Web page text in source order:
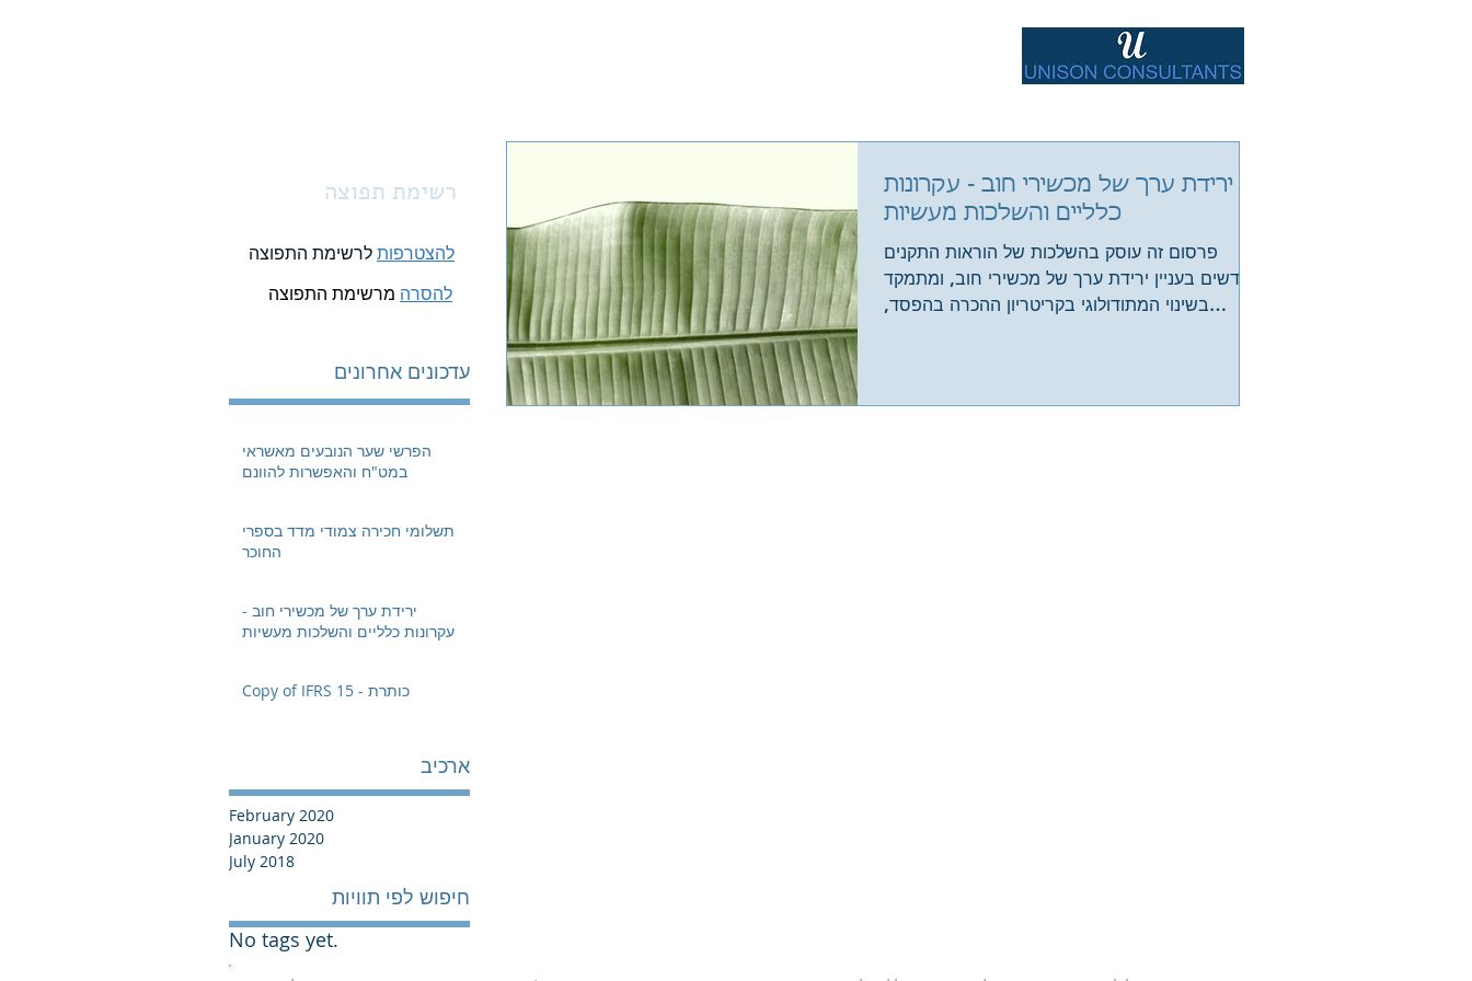
רשימת תפוצה
להצטרפות לרשימת התפוצה
להסרה מרשימת התפוצה
עדכונים אחרונים
הפרשי שער הנובעים מאשראי
במט"ח והאפשרות להוונם
תשלומי חכירה צמודי מדד בספרי
החוכר
ירידת ערך של מכשירי חוב -
עקרונות כלליים והשלכות מעשיות
Copy of IFRS 15 - כותרת
ארכיב
February 2020
January 2020
July 2018
חיפוש לפי תוויות
ירידת ערך של מכשירי חוב - עקרונות
כלליים והשלכות מעשיות
פרסום זה עוסק בהשלכות של הוראות התקנים
החדשים בעניין ירידת ערך של מכשירי חוב, ומתמקד
בשינוי המתודולוגי בקריטריון ההכרה בהפסד,
No tags yet.